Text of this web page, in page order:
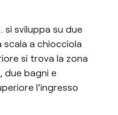
si sviluppa su due
a chiocciola
si trova la zona
due bagni e
l'ingresso